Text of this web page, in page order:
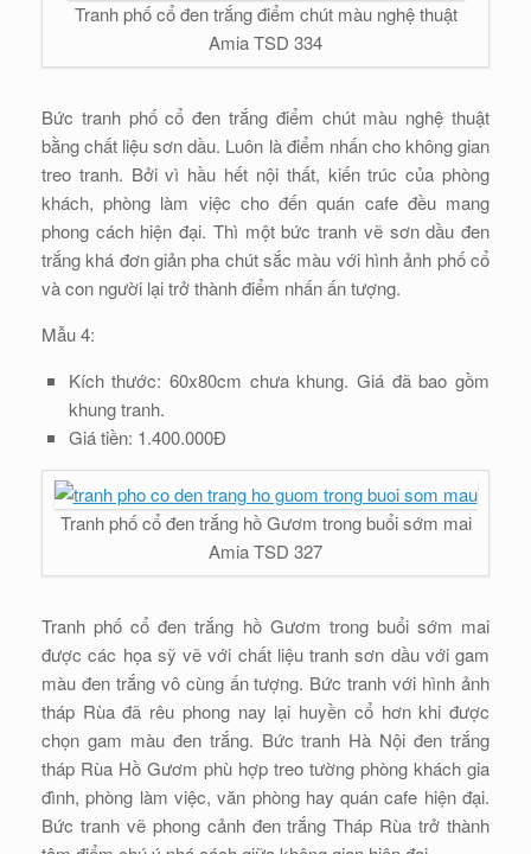
Tranh phố cổ đen trắng điểm chút màu nghệ thuật
Amia TSD 334
Bức tranh phố cổ đen trắng điểm chút màu nghệ thuật
bằng chất liệu sơn dầu. Luôn là điểm nhấn cho không gian
treo tranh. Bởi vì hầu hết nội thất, kiến trúc của phòng
khách, phòng làm việc cho đến quán cafe đều mang
phong cách hiện đại. Thì một bức tranh vẽ sơn dầu đen
trắng khá đơn giản pha chút sắc màu với hình ảnh phố cổ
và con người lại trở thành điểm nhấn ấn tượng.
Mẫu 4:
Kích thước: 60x80cm chưa khung. Giá đã bao gồm
khung tranh.
Giá tiền: 1.400.000Đ
Tranh phố cổ đen trắng hồ Gươm trong buổi sớm mai
Amia TSD 327
Tranh phố cổ đen trắng hồ Gươm trong buổi sớm mai
được các họa sỹ vẽ với chất liệu tranh sơn dầu với gam
màu đen trắng vô cùng ấn tượng. Bức tranh với hình ảnh
tháp Rùa đã rêu phong nay lại huyền cổ hơn khi được
chọn gam màu đen trắng. Bức tranh Hà Nội đen trắng
tháp Rùa Hồ Gươm phù hợp treo tường phòng khách gia
đình, phòng làm việc, văn phòng hay quán cafe hiện đại.
Bức tranh vẽ phong cảnh đen trắng Tháp Rùa trở thành